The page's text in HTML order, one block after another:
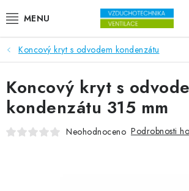
VENTILÁTORY
VZDUCHOTECHNIKA
REKUPERACE
Koncový kryt s odvodem kondenzátu
Koncový kryt s
kondenzátu 315 mm
Neohodnoceno Podrobnosti